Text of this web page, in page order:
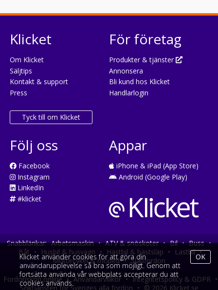
Klicket
Om Klicket
Säljtips
Kontakt & support
Press
Tyck till om Klicket
För företag
Produkter & tjänster
Annonsera
Bli kund hos Klicket
Handlarlogin
Följ oss
Facebook
Instagram
LinkedIn
#klicket
Appar
iPhone & iPad (App Store)
Android (Google Play)
Snabblänkar: Arbetsmaskin • ATV & snöskoter • Bil • Buss •
Båt • Husbil & husvagn • Hästbil & hästsläp • Lastbil •
Motorcykel & moped • Släpfordon
Fordonsköp online • Användarvillkor • Integritetspolicy & GDPR •
Söktjänsten för Sveriges alla fordon • © 2026 Klicket.se
Klicket använder cookies för att göra din
användarupplevelse så bra som möjligt. Genom att
fortsätta använda vår webbplats accepterar du att
cookies används.
OK